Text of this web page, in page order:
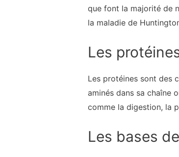
que font la majorité de
la maladie de
Les
Les protéines sont des
aminés dans sa chaîne
comme la digestion, la
Les bases